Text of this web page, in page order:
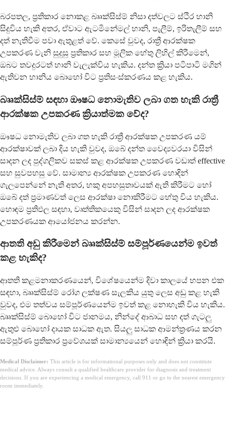
බරපතල, ප්‍රතිකාර නොකළ බෲක්සිස්ම් නිසා දත්වලට ස්ථිර හානි
සිදුවිය හැකි අතර, ඒවාට ඇටමිනේමල් හානි, පැලීම්, ඉරිතැලීම් සහ
දත් නැතිවීම පවා ඇතුළත් වේ. කෙසේ වුවද, රාත්‍රී ආරක්ෂක
උපකරණ වැනි සුදුසු ප්‍රතිකාර සහ මූලික හේතු ලිහිල් කිරීමෙන්,
ඔබට තවදුරටත් හානි වැලැක්විය හැකිය. දන්ත ක්‍රියා පටිපාටි මගින්
ඇතිවන හානිය බොහෝ විට ප්‍රතිසංස්කරණය කළ හැකිය.
බෲක්සිස්ම් සඳහා ඖෂධ නොමැතිව ලබා ගත හැකි රාත්‍රී
ආරක්ෂක උපකරණ ක්‍රියාත්මක වේද?
ඖෂධ නොමැතිව ලබා ගත හැකි රාත්‍රී ආරක්ෂක උපකරණ යම්
ආරක්ෂාවක් ලබා දිය හැකි වුවද, ඔබේ දන්ත වෛද්‍යවරයා විසින්
සාදන ලද පුද්ගලිකව සකස් කළ ආරක්ෂක උපකරණ වඩාත් effective
සහ සුවපහසු වේ. සාමාන්‍ය ආරක්ෂක උපකරණ හොඳින්
ගැලපෙන්නේ නැති අතර, හකු අපහසුතාවයක් ඇති කිරීමට හෝ
ඔබේ දත් ප්‍රමාණවත් ලෙස ආරක්ෂා නොකිරීමට හේතු විය හැකිය.
හොඳම ප්‍රතිඵල සඳහා, වෘත්තිකයෙකු විසින් සාදන ලද ආරක්ෂක
උපකරණයක ආයෝජනය කරන්න.
ආතති අඩු කිරීමෙන් බෲක්සිස්ම් සම්පූර්ණයෙන්ම ඉවත්
කළ හැකිද?
ආතති කළමනාකරණයෙන්, විශේෂයෙන්ම දිවා කාලයේ හපන එක
සඳහා, බෲක්සිස්ම් රෝග ලක්ෂණ සැලකිය යුතු ලෙස අඩු කළ හැකි
වුවද, එම තත්වය සම්පූර්ණයෙන්ම ඉවත් කළ නොහැකි විය හැකිය.
බෲක්සිස්ම් බොහෝ විට ජානමය, නින්දේ ආබාධ සහ දත් ගැටලු
ඇතුළු බොහෝ දායක සාධක ඇත. සියලු සාධක ආමන්ත්‍රණය කරන
සම්පූර්ණ ප්‍රතිකාර ප්‍රවේශයක් සාමාන්‍යයෙන් හොඳින් ක්‍රියා කරයි.
Medical Disclaimer: This article is for informational purposes only and does not constitute
medical advice. Always consult a qualified healthcare provider for diagnosis and treatment
decisions. If you are experiencing a medical emergency, call 911 or go to the nearest emergency
room immediately.